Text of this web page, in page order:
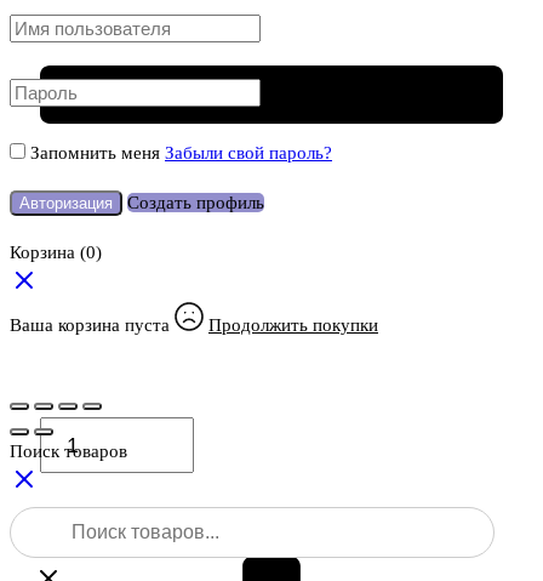
Количество
товара
Bosch
Professional
Запомнить меня Забыли свой пароль?
Авторизация Создать профиль
Корзина (0)
Ваша корзина пуста Продолжить покупки
Поиск товаров
Поиск
товаров